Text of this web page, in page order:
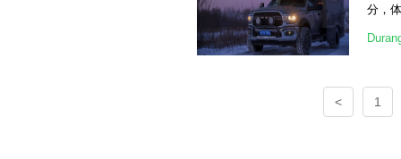
左右
艇级
华智
车辆
分，
车底
6.4L
< 1